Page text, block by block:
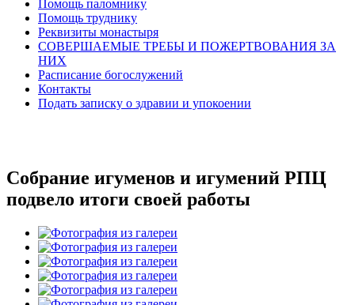
Помощь паломнику
Помощь труднику
Реквизиты монастыря
СОВЕРШАЕМЫЕ ТРЕБЫ И ПОЖЕРТВОВАНИЯ ЗА
НИХ
Расписание богослужений
Контакты
Подать записку о здравии и упокоении
Собрание игуменов и игумений РПЦ
подвело итоги своей работы